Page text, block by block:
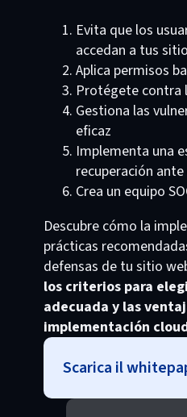
Evita que los
accedan a tus
Aplica permisos
Protégete contra
Gestiona las
eficaz
Implementa una
recuperación
Crea un equipo
Descubre cómo la
prácticas
defensas de tu sitio
los criterios para
adecuada y las
implementación
Scarica il